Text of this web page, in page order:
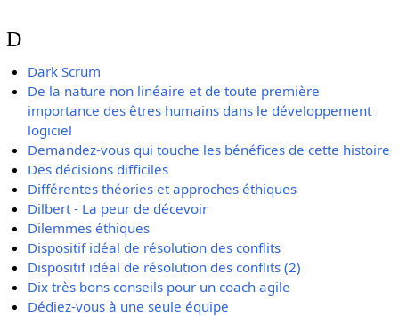
D
Dark Scrum
De la nature non linéaire et de toute première
importance des êtres humains dans le développement
logiciel
Demandez-vous qui touche les bénéfices de cette histoire
Des décisions difficiles
Différentes théories et approches éthiques
Dilbert - La peur de décevoir
Dilemmes éthiques
Dispositif idéal de résolution des conflits
Dispositif idéal de résolution des conflits (2)
Dix très bons conseils pour un coach agile
Dédiez-vous à une seule équipe